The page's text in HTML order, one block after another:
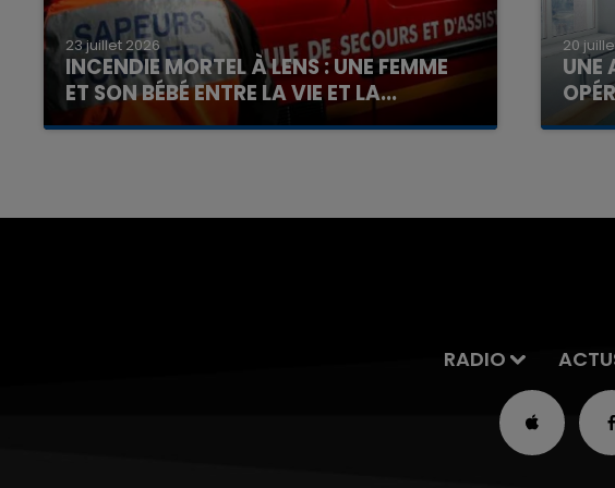
23 juillet 2026
INCENDIE MORTEL À LENS : UNE FEMME
ET SON BÉBÉ ENTRE LA VIE ET LA...
Un homme s'est immolé par le feu après avoir
20
UNE
La
RADIO